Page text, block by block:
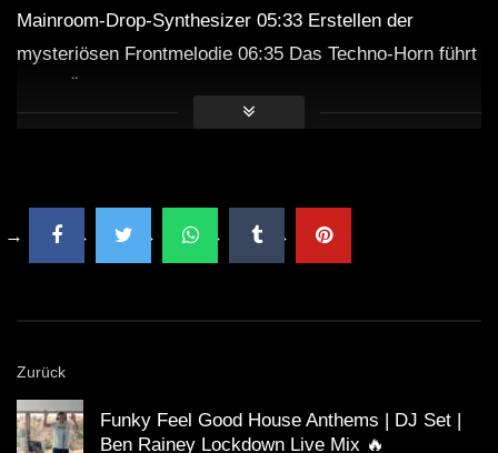
Mainroom-Drop-Synthesizer 05:33 Erstellen der
mysteriösen Frontmelodie 06:35 Das Techno-Horn führt
Power 13:32 Existenzielle Gedanken zur Pause 14:20
einzulegen und sich inspirieren zu lassen 24:25 Die
WICHTIG:
Du solltest übrigens gerade weil die Künstler mit
Zurück
Funky Feel Good House Anthems | DJ Set |
Ben Rainey Lockdown Live Mix 🔥